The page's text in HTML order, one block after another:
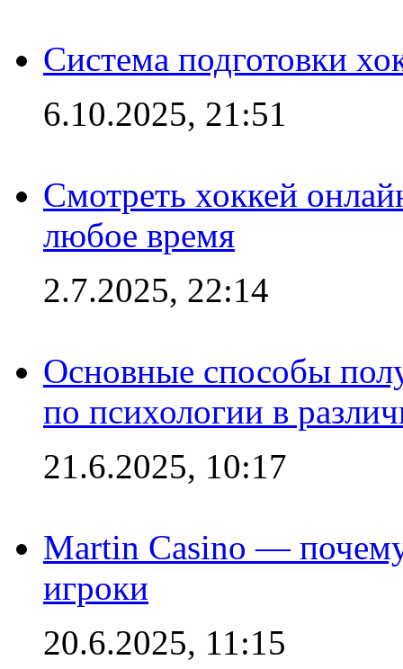
Система подготовки
6.10.2025, 21:51
Смотреть хоккей
любое время
2.7.2025, 22:14
Основные способы
по психологии в
21.6.2025, 10:17
Martin Casino —
игроки
20.6.2025, 11:15